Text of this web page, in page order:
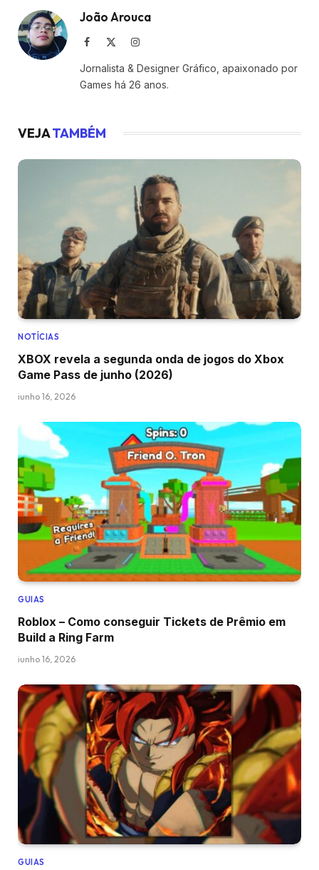
João Arouca
Facebook Instagram
Jornalista & Designer Gráfico, apaixonado por
Games há 26 anos.
VEJATAMBÉM
NOTÍCIAS
XBOX revela a segunda onda de jogos do Xbox
Game Pass de junho (2026)
junho 16, 2026
GUIAS
Roblox – Como conseguir Tickets de Prêmio em
Build a Ring Farm
junho 16, 2026
GUIAS